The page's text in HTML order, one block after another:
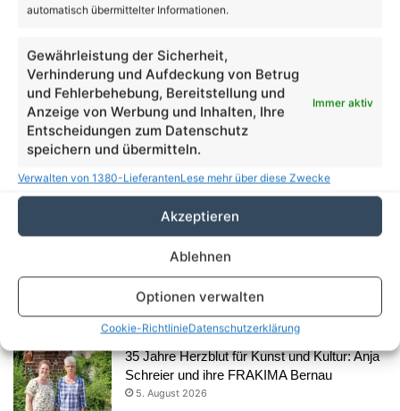
automatisch übermittelter Informationen.
Gewährleistung der Sicherheit,
Verhinderung und Aufdeckung von Betrug
und Fehlerbehebung, Bereitstellung und
Anzeige von Werbung und Inhalten, Ihre
Entscheidungen zum Datenschutz
speichern und übermitteln.
Immer aktiv
Verwalten von 1380-LieferantenLese mehr über diese Zwecke
Akzeptieren
Ablehnen
Optionen verwalten
Cookie-RichtlinieDatenschutzerklärung
Aus dem Rathaus
35 Jahre Herzblut für Kunst und Kultur: Anja
Schreier und ihre FRAKIMA Bernau
5. August 2026